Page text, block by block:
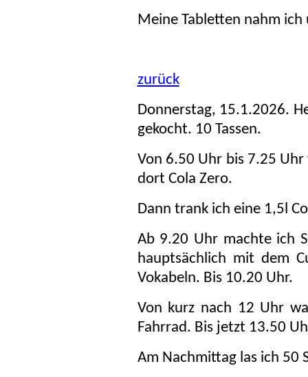
Meine Tabletten nahm ich
zurück
Donnerstag, 15.1.2026.
gekocht. 10 Tassen.
Von 6.50 Uhr bis 7.25
dort Cola Zero.
Dann trank ich eine 1,5l
Ab 9.20 Uhr machte ich
hauptsächlich mit dem
Vokabeln. Bis 10.20 Uhr.
Von kurz nach 12 Uhr
Fahrrad. Bis jetzt 13.50
Am Nachmittag las ich 50